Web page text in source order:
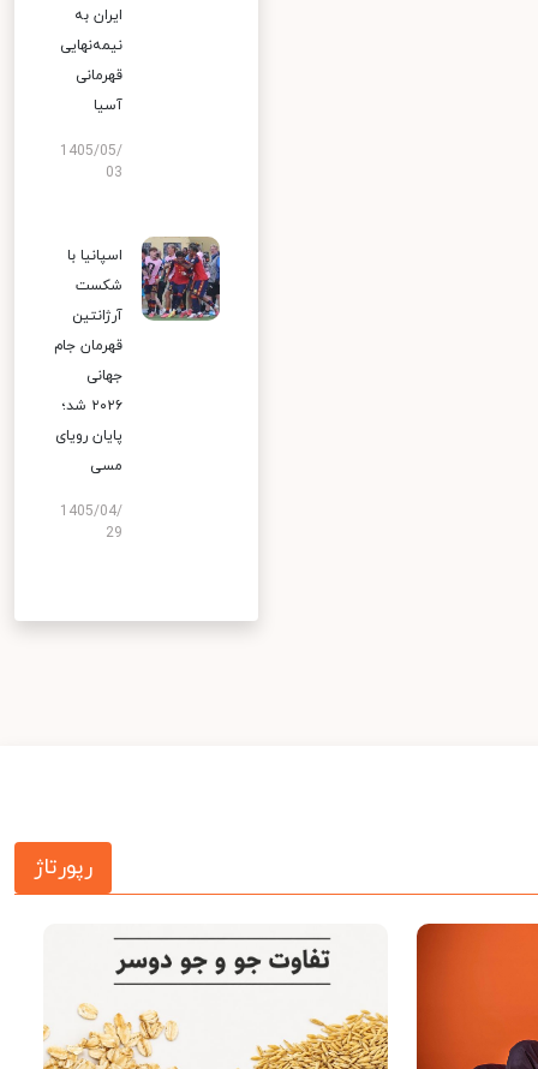
ایران به
نیمه‌نهایی
قهرمانی
آسیا
1405/05/
03
اسپانیا با
شکست
آرژانتین
قهرمان جام
جهانی
۲۰۲۶ شد؛
پایان رویای
مسی
1405/04/
29
رپورتاژ